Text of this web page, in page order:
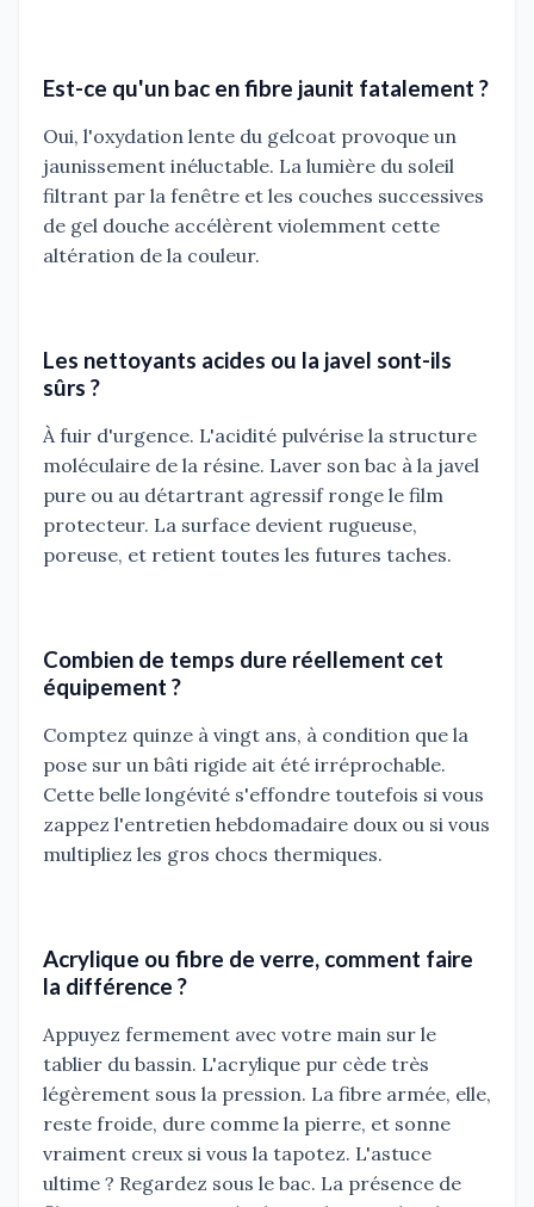
Est-ce qu'un bac en fibre jaunit fatalement ?
Oui, l'oxydation lente du gelcoat provoque un
jaunissement inéluctable. La lumière du soleil
filtrant par la fenêtre et les couches successives
de gel douche accélèrent violemment cette
altération de la couleur.
Les nettoyants acides ou la javel sont-ils
sûrs ?
À fuir d'urgence. L'acidité pulvérise la structure
moléculaire de la résine. Laver son bac à la javel
pure ou au détartrant agressif ronge le film
protecteur. La surface devient rugueuse,
poreuse, et retient toutes les futures taches.
Combien de temps dure réellement cet
équipement ?
Comptez quinze à vingt ans, à condition que la
pose sur un bâti rigide ait été irréprochable.
Cette belle longévité s'effondre toutefois si vous
zappez l'entretien hebdomadaire doux ou si vous
multipliez les gros chocs thermiques.
Acrylique ou fibre de verre, comment faire
la différence ?
Appuyez fermement avec votre main sur le
tablier du bassin. L'acrylique pur cède très
légèrement sous la pression. La fibre armée, elle,
reste froide, dure comme la pierre, et sonne
vraiment creux si vous la tapotez. L'astuce
ultime ? Regardez sous le bac. La présence de